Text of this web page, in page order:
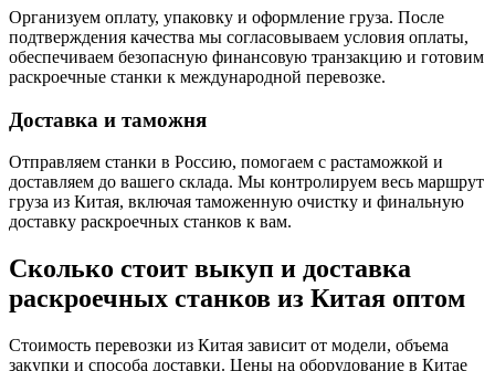
Организуем оплату, упаковку и оформление груза. После
подтверждения качества мы согласовываем условия оплаты,
обеспечиваем безопасную финансовую транзакцию и готовим
раскроечные станки к международной перевозке.
Доставка и таможня
Отправляем станки в Россию, помогаем с растаможкой и
доставляем до вашего склада. Мы контролируем весь маршрут
груза из Китая, включая таможенную очистку и финальную
доставку раскроечных станков к вам.
Сколько стоит выкуп и доставка
раскроечных станков из Китая оптом
Стоимость перевозки из Китая зависит от модели, объема
закупки и способа доставки. Цены на оборудование в Китае